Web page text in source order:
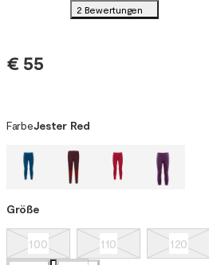
2 Bewertungen
€ 55
FarbeJester Red
Größe
100 110 120